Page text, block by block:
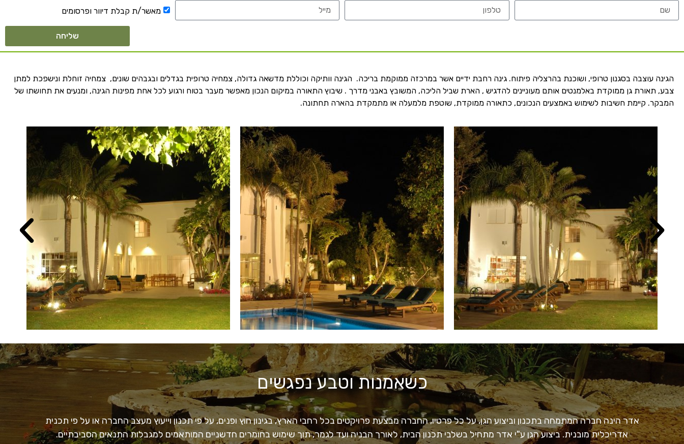
מאשר/ת קבלת דיוור ופרסומים
שליחה
הגינה עוצבה בסגנון טרופי, ושוכנת בהרצליה פיתוח. גינה רחבת ידיים אשר במרכזה ממוקמת בריכה. הגינה וותיקה וכוללת מדשאה גדולה, צמחיה טרופית בגדלים ובגבהים שונים, צמחיה זוחלת ונישפכת למתן
צבע, תאורת גן ממוקדת באלמנטים אותם מעוניינים להדגיש , הארת שביל הליכה, המשובץ באבני מדרך . שיבוץ התאורה במיקום הנכון מאפשר מעבר בטוח ורגוע לכל אחת מפינות הגינה, ומנעים את תחושתו של
המבקר. קיימת חשיבות לשימוש באמצעים הנכונים, כתאורה ממוקדת, שוטפת מלמעלה או מתמקדת בהארה תחתונה.
כשאמנות וטבע נפגשים
אדר הינה חברה המתמחה בתכנון וביצוע הגן, על כל פרטיו, החברה מבצעת פרויקטים בכל רחבי הארץ, בגינון חוץ ופנים, על פי תכנון וייעוץ מעצב החברה או על פי תכנית
אדריכלית מובנית. ביצוע הגן ע"י אדר מתחיל בשלבי תכנון הבית, לאורך הבניה ועד לגמר, תוך שימוש בחומרים חדשניים המותאמים למגבלות התנאים הסביבתיים.